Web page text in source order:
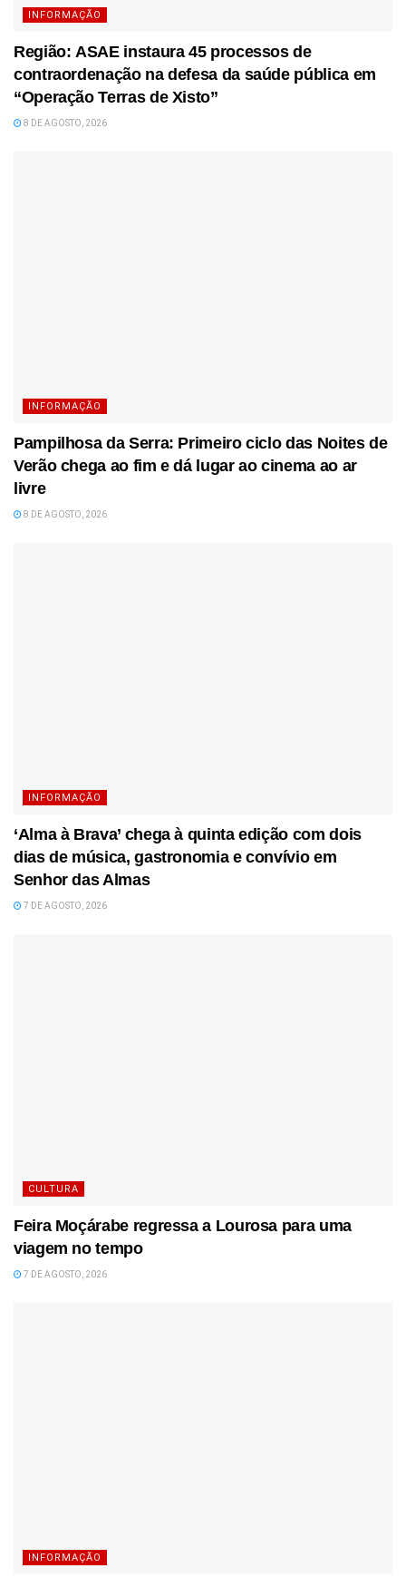
INFORMAÇÃO
Região: ASAE instaura 45 processos de
contraordenação na defesa da saúde pública em
“Operação Terras de Xisto”
8 DE AGOSTO, 2026
INFORMAÇÃO
Pampilhosa da Serra: Primeiro ciclo das Noites de
Verão chega ao fim e dá lugar ao cinema ao ar
livre
8 DE AGOSTO, 2026
INFORMAÇÃO
‘Alma à Brava’ chega à quinta edição com dois
dias de música, gastronomia e convívio em
Senhor das Almas
7 DE AGOSTO, 2026
CULTURA
Feira Moçárabe regressa a Lourosa para uma
viagem no tempo
7 DE AGOSTO, 2026
INFORMAÇÃO